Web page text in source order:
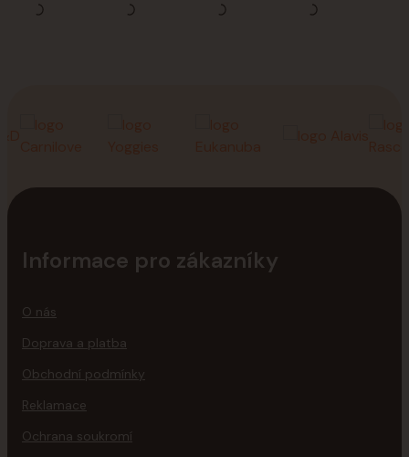
Informace pro zákazníky
O nás
Doprava a platba
Obchodní podmínky
Reklamace
Ochrana soukromí